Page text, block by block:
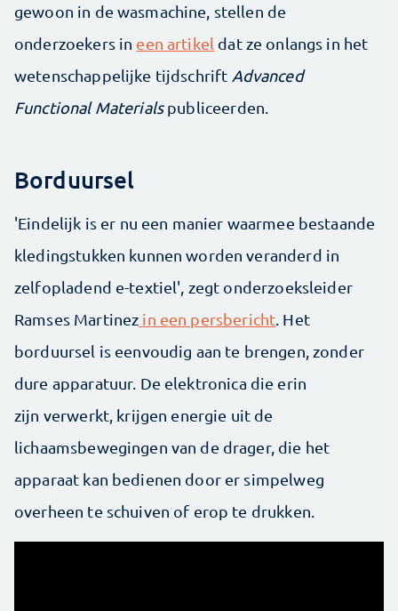
gewoon in de wasmachine, stellen de
onderzoekers in een artikel dat ze onlangs in het
wetenschappelijke tijdschrift Advanced
Functional Materialspubliceerden.
Borduursel
'Eindelijk is er nu een manier waarmee bestaande
kledingstukken kunnen worden veranderd in
zelfopladend e-textiel', zegt onderzoeksleider
Ramses Martinez in een persbericht . Het
borduursel is eenvoudig aan te brengen, zonder
dure apparatuur. De elektronica die erin
zijn verwerkt, krijgen energie uit de
lichaamsbewegingen van de drager, die het
apparaat kan bedienen door er simpelweg
overheen te schuiven of erop te drukken.